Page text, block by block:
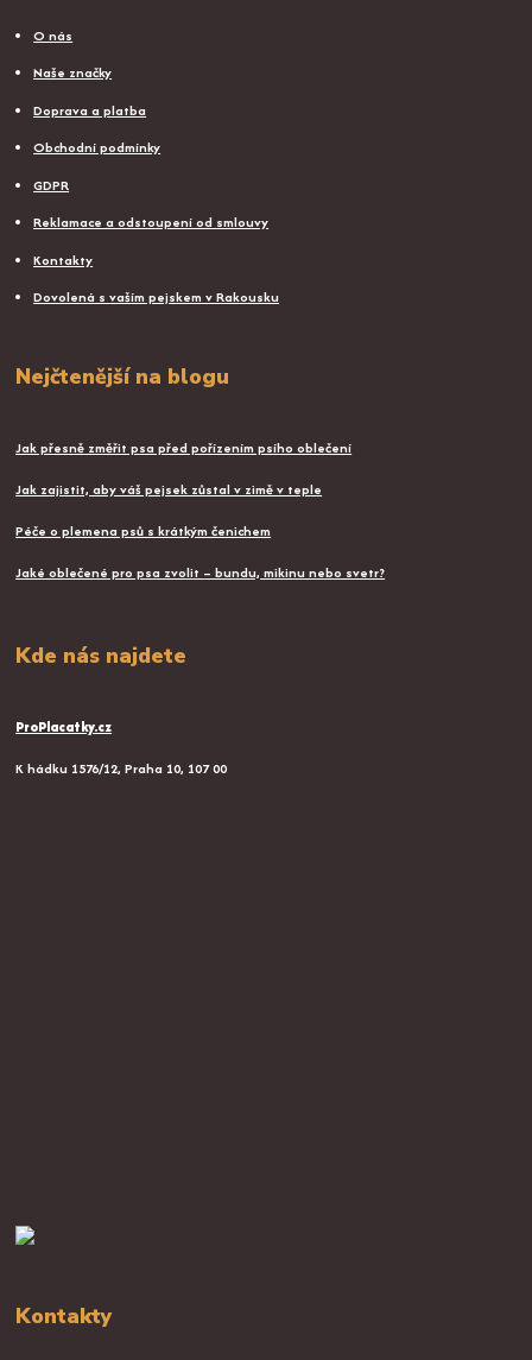
O nás
Naše značky
Doprava a platba
Obchodní podmínky
GDPR
Reklamace a odstoupení od smlouvy
Kontakty
Dovolená s vaším pejskem v Rakousku
Nejčtenější na blogu
Jak přesně změřit psa před pořízením psího oblečení
Jak zajistit, aby váš pejsek zůstal v zimě v teple
Péče o plemena psů s krátkým čenichem
Jaké oblečené pro psa zvolit – bundu, mikinu nebo svetr?
Kde nás najdete
ProPlacatky.cz
K hádku 1576/12, Praha 10, 107 00
Kontakty